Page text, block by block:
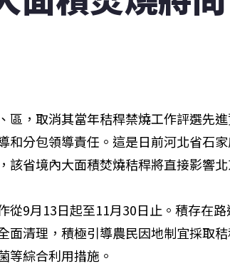
區，取消其當年秸稈禁燒工作評選先
和分包領導責任。這是日前河北省石
該省境內大面積焚燒秸稈將直接影響北
從9月13日起至11月30日止。積存在
面清理，積極引導農民因地制宜採取
等綜合利用措施。